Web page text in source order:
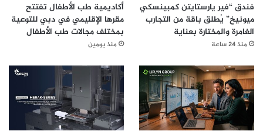
فندق “فير يارستايتن كمبينسكي
ميونيخ” يُطلق باقة من التجارب
الغامرة والمختارة بعناية
منذ 24 ساعة
أكاديمية طب الأطفال تفتتح
مقرها الإقليمي في دبي للتوعية
بمختلف مجالات طب الأطفال
منذ يومين